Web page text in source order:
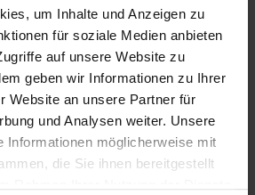
um Inhalte und Anzeigen zu
für soziale Medien anbieten
auf unsere Website zu
geben wir Informationen zu Ihrer
Website an unsere Partner für
und Analysen weiter. Unsere
Informationen möglicherweise mit
die Sie ihnen bereitgestellt
des Bierstils